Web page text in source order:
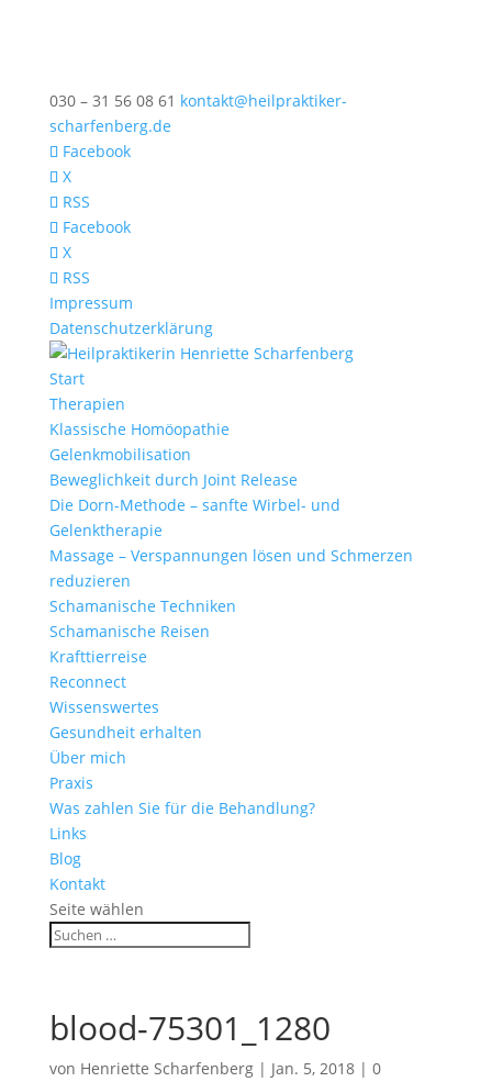
030 – 31 56 08 61 kontakt@heilpraktiker-
scharfenberg.de
Facebook
X
RSS
Facebook
X
RSS
Impressum
Datenschutzerklärung
Start
Therapien
Klassische Homöopathie
Gelenkmobilisation
Beweglichkeit durch Joint Release
Die Dorn-Methode – sanfte Wirbel- und
Gelenktherapie
Massage – Verspannungen lösen und Schmerzen
reduzieren
Schamanische Techniken
Schamanische Reisen
Krafttierreise
Reconnect
Wissenswertes
Gesundheit erhalten
Über mich
Praxis
Was zahlen Sie für die Behandlung?
Links
Blog
Kontakt
Seite wählen
blood-75301_1280
von Henriette Scharfenberg| Jan. 5, 2018| 0